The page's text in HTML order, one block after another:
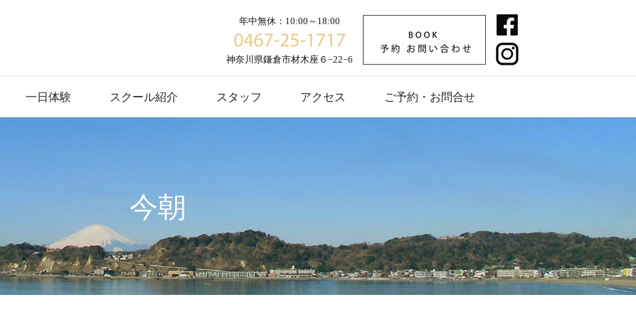
年中無休：10:00～18:00
神奈川県鎌倉市材木座６−22−6
一日体験 スクール紹介 スタッフ アクセス ご予約・お問合せ
今朝